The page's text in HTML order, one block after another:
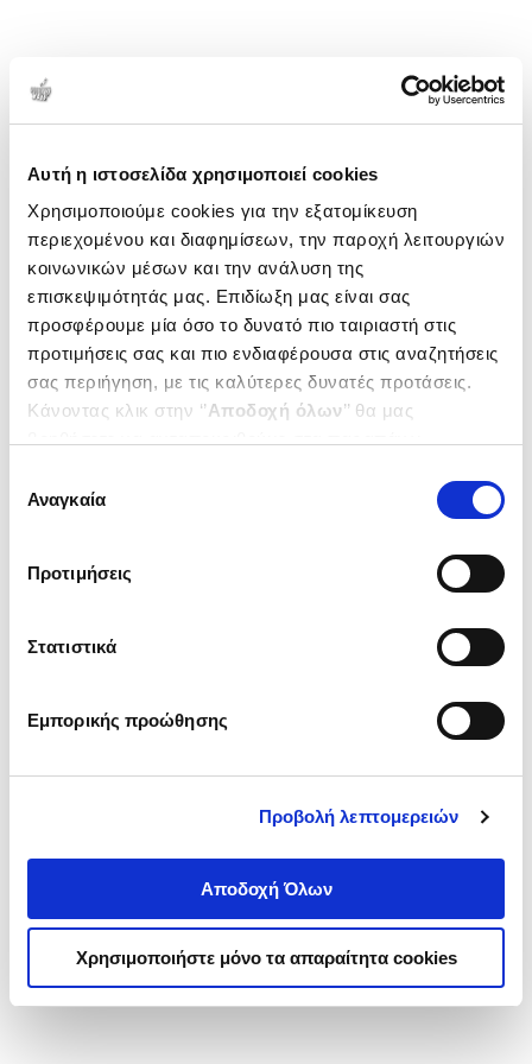
Αυτή η ιστοσελίδα χρησιμοποιεί cookies
Χρησιμοποιούμε cookies για την εξατομίκευση
περιεχομένου και διαφημίσεων, την παροχή λειτουργιών
κοινωνικών μέσων και την ανάλυση της
επισκεψιμότητάς μας. Επιδίωξη μας είναι σας
προσφέρουμε μία όσο το δυνατό πιο ταιριαστή στις
προτιμήσεις σας και πιο ενδιαφέρουσα στις αναζητήσεις
σας περιήγηση, με τις καλύτερες δυνατές προτάσεις.
Κάνοντας κλικ στην ‘’Αποδοχή όλων’’ θα μας
ενδιαφέρουν και να επιλέξετε από τα παρακάτω με την
΄΄και να ενημερωθείτε σχετικά με
συγκατάθεσης
Αναγκαία
Προτιμήσεις
Στατιστικά
Εμπορικής προώθησης
Προβολή λεπτομερειών
Αποδοχή Όλων
Χρησιμοποιήστε μόνο τα απαραίτητα cookies